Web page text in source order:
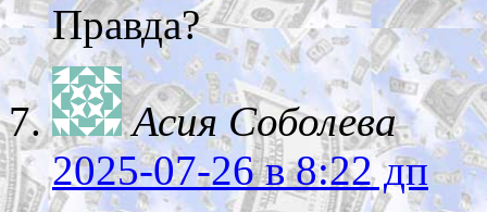
Правда?
Асия Соболева
2025-07-26в 8:22 дп